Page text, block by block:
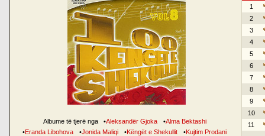
Albume të tjerë nga •Aleksandër Gjoka •Alma Bektashi
•Eranda Libohova •Jonida Maliqi •Këngët e Shekullit •Kujtim Prodani
1
2
3
4
5
6
7
8
9
10
11